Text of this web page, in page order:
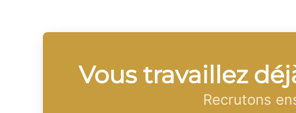
Vous travaillez
Recrutons